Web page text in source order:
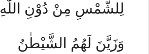
لِلشَّمْسِ مِنْ دُوْنِ اللّٰهِ
وَزَيَّنَ لَهُمُ الشَّيْطٰنُ